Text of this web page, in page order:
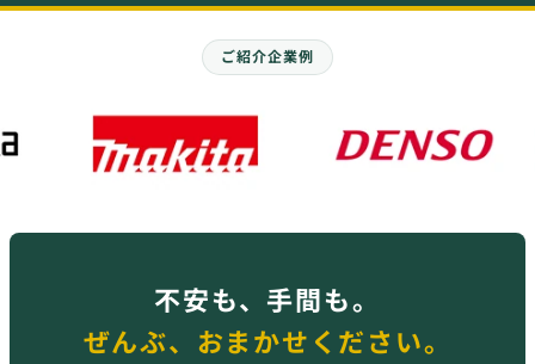
ご紹介企業例
不安も、手間も。
ぜんぶ、おまかせください。